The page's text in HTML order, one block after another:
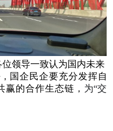
领导一致认为国内未来
国企民企要充分发挥自
的合作生态链， 为“交